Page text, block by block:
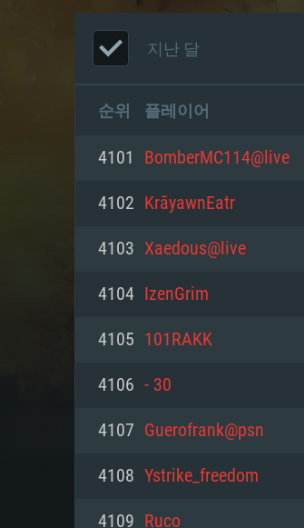
지난 달
순위 플레이어
4101 BomberMC114@live
4102 KrāyawnEatr
4103 Xaedous@live
4104 IzenGrim
4105 101RAKK
4106 - 30
4107 Guerofrank@psn
4108 Ystrike_freedom
4109 Ruco